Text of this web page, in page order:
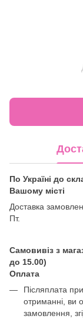
По Україні до
Вашому місті
Доставка
Пт.
Самовивіз з
до 15.00)
Оплата
Післяплата
отриманні, ви
замовлення,